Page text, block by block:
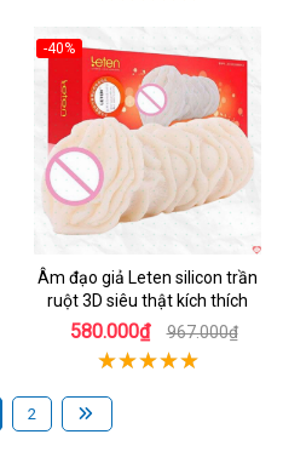
-40%
Âm đạo giả Leten silicon trần
ruột 3D siêu thật kích thích
580.000₫ 967.000₫
2